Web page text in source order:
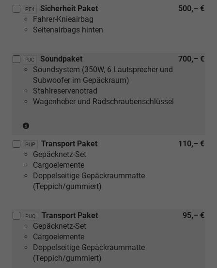
PE4 500,– €
Sicherheit Paket
Fahrer-Knieairbag
Seitenairbags hinten
PJC 700,– €
Soundpaket
Soundsystem (350W, 6 Lautsprecher und
Subwoofer im Gepäckraum)
Stahlreservenotrad
Wagenheber und Radschraubenschlüssel
(nur
in
Verbindung
mit
[PY1]
[PUF]
Travel
Assist
Plus
oder
PUP 110,– €
Transport Paket
Gepäcknetz-Set
Cargoelemente
Doppelseitige Gepäckraummatte
(Teppich/gummiert)
PUQ 95,– €
Transport Paket
Gepäcknetz-Set
Cargoelemente
Doppelseitige Gepäckraummatte
(Teppich/gummiert)